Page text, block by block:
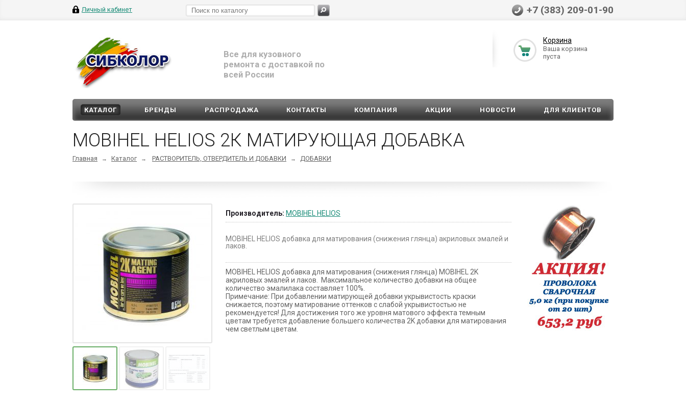
Личный кабинет +7 (383) 209-01-90
Все для кузовного
ремонта с доставкой по
всей России
Корзина
Ваша корзина
пуста
КАТАЛОГ БРЕНДЫ РАСПРОДАЖА КОНТАКТЫ КОМПАНИЯ АКЦИИ НОВОСТИ ДЛЯ КЛИЕНТОВ
MOBIHEL HELIOS 2К МАТИРУЮЩАЯ ДОБАВКА
Главная → Каталог → РАСТВОРИТЕЛЬ, ОТВЕРДИТЕЛЬ И ДОБАВКИ → ДОБАВКИ
Производитель: MOBIHEL HELIOS
MOBIHEL HELIOS добавка для матирования (снижения глянца) акриловых эмалей и
лаков.
MOBIHEL HELIOS добавка для матирования (снижения глянца) MOBIHEL 2K
акриловых эмалей и лаков. Максимальное количество добавки на общее
количество эмалилака составляет 100%.
Примечание: При добавлении матирующей добавки укрывистость краски
снижается, поэтому матирование оттенков с слабой укрывистостью не
рекомендуется! Для достижения того же уровня матового эффекта темным
цветам требуется добавление большего количества 2K добавки для матирования
чем светлым цветам.